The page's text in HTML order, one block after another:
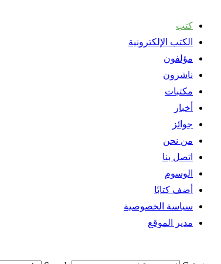
كتب
الكتب الإلكترونية
مؤلفون
ناشرون
مكتبات
أخبار
جوائز
من نحن
اتصل بنا
الوسوم
أضف كتابًا
سياسة الخصوصية
مدير الموقع